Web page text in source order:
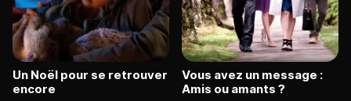
Un Noël pour se retrouver
encore
Vous avez un message :
Amis ou amants ?